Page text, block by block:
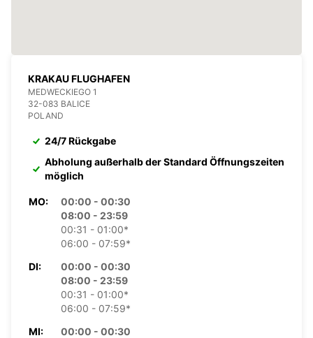
KRAKAU FLUGHAFEN
MEDWECKIEGO 1
32-083 BALICE
POLAND
24/7 Rückgabe
Abholung außerhalb der Standard Öffnungszeiten
möglich
MO:
00:00 - 00:30
08:00 - 23:59
00:31 - 01:00*
06:00 - 07:59*
DI:
00:00 - 00:30
08:00 - 23:59
00:31 - 01:00*
06:00 - 07:59*
MI:
00:00 - 00:30